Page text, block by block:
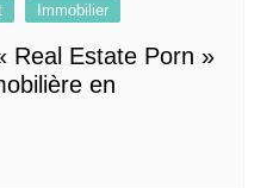
Immobilier
Real Estate Porn »
en